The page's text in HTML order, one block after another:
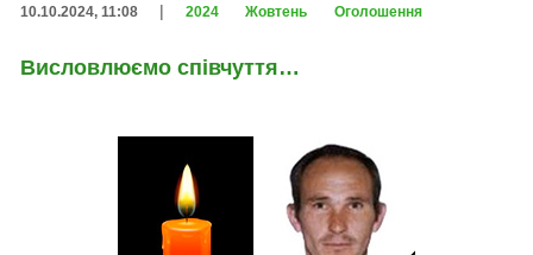
10.10.2024, 11:08 | 2024 Жовтень Оголошення
Висловлюємо співчуття…